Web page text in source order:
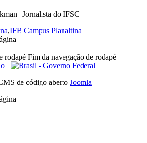
| Jornalista do IFSC
,IFB Campus Planaltina
rodapé Fim da navegação de rodapé
de código aberto Joomla